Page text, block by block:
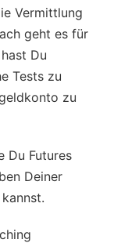
Vermittlung
geht es für
Du
Tests zu
zu
Du Futures
Deiner